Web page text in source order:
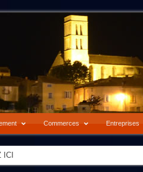
Commerces Entreprises
ICI